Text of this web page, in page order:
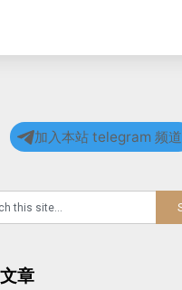
加入本站 telegram 频道
章